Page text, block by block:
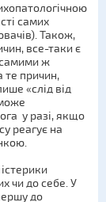
самих
Також,
все-таки є
самими ж
те причин,
«слід від
у разі, якщо
реагує на
чи до себе. У
до